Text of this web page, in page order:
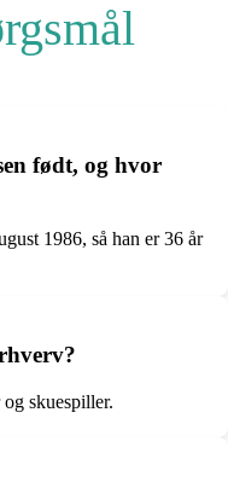
født, og hvor
1986, så han er 36 år
skuespiller.